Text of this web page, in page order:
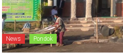
News Pondok